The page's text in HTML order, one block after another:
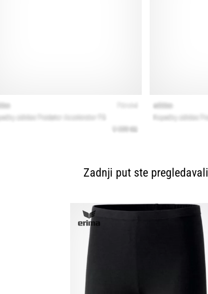
Zadnji put ste pregledavali